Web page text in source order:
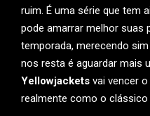
ruim. É uma série que tem
pode amarrar melhor suas
temporada, merecendo
nos resta é aguardar mais
Yellowjackets vai vencer
realmente como o clássico